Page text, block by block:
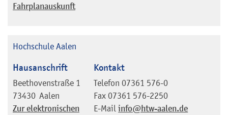
Fahrplanauskunft
Hochschule Aalen
Hausanschrift
Beethovenstraße 1
73430 Aalen
Zur elektronischen
Kontakt
Telefon 07361 576-0
Fax 07361 576-2250
E-Mail info@htw-aalen.de